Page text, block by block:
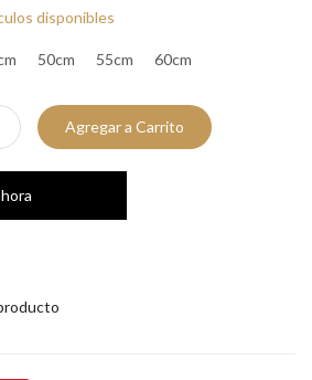
disponibles
50cm 55cm 60cm
Agregar a Carrito